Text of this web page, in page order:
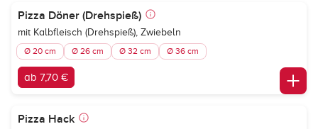
Pizza Döner (Drehspieß)
mit Kalbfleisch (Drehspieß), Zwiebeln
Ø 20 cm Ø 26 cm Ø 32 cm Ø 36 cm
ab 7,70 €
Pizza Hack